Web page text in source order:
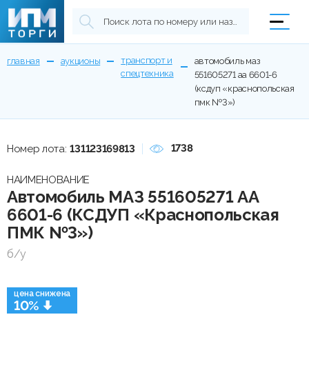
главная аукционы
транспорт и
спецтехника
автомобиль маз
551605271 аа 6601-6
(ксдуп «краснопольская
пмк №3»)
цена снижена
10%
Номер лота: 131123169813 1738
НАИМЕНОВАНИЕ
Автомобиль МАЗ 551605271 АА
6601-6 (КСДУП «Краснопольская
ПМК №3»)
б/у